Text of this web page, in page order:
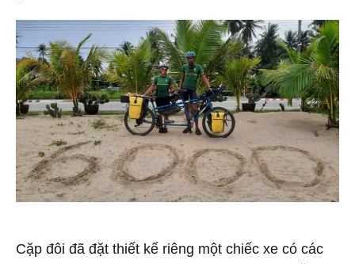
Cặp đôi đã đặt thiết kế riêng một chiếc xe có các